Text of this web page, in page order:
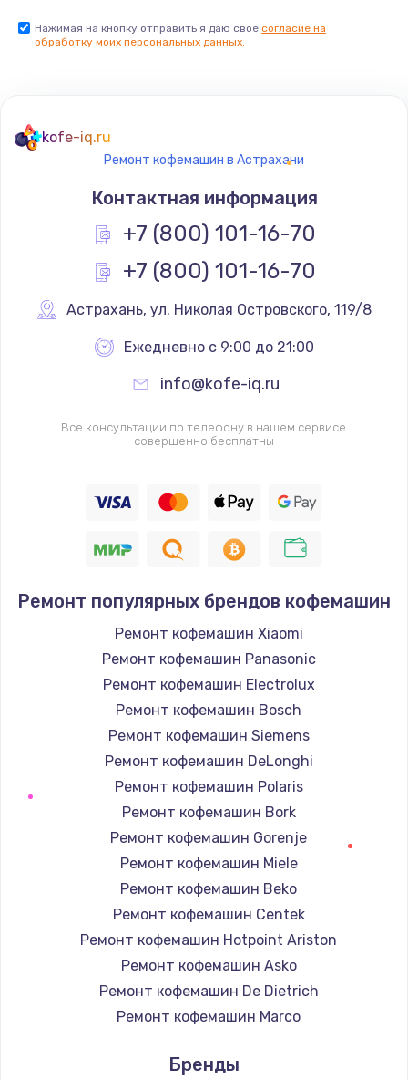
Замена SIM-карты
от 550 руб.
Ремонт мембраны
Заказать
от 880 руб.
Заказать
Замена микросхемы Bluetooth
от 550 руб.
Ремонт Bluetooth модуля
от 880 руб.
Заказать
Ремонт динамика
от 550 руб.
Заказать
Ремонт микросхемы питания
от 1100 руб.
Заказать
Замена задней крышки
от 550 руб.
Заказать
от 550 руб.
Нажимая на кнопку отправить я даю свое согласие на
обработку моих персональных данных.
kofe-iq.ru
Ремонт кофемашин в Астрахани
Контактная информация
+7 (800) 101-16-70
+7 (800) 101-16-70
Астрахань, ул. Николая Островского, 119/8
Ежедневно с 9:00 до 21:00
info@kofe-iq.ru
Все консультации по телефону в нашем сервисе
совершенно бесплатны
Ремонт популярных брендов кофемашин
Ремонт кофемашин Xiaomi
Ремонт кофемашин Panasonic
Ремонт кофемашин Electrolux
Ремонт кофемашин Bosch
Ремонт кофемашин Siemens
Ремонт кофемашин DeLonghi
Ремонт кофемашин Polaris
Ремонт кофемашин Bork
Ремонт кофемашин Gorenje
Ремонт кофемашин Miele
Ремонт кофемашин Beko
Ремонт кофемашин Centek
Ремонт кофемашин Hotpoint Ariston
Ремонт кофемашин Asko
Ремонт кофемашин De Dietrich
Ремонт кофемашин Marco
Ремонт кофемашин Jura
Бренды